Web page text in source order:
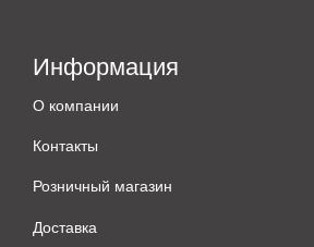
Информация
О компании
Контакты
Розничный магазин
Доставка